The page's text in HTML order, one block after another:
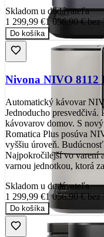
Skladom u dodávateľa
1 299,99 €1 056,90 €bez
Do košíka
Nivona NIVO 8112
Automatický kávovar
Jednoducho presvedčivá.
kávovarov domov. S
Romatica Plus posúva
vyššiu úroveň.
Najpokročilejší vo varení
varnou jednotkou, ktorá
Skladom u dodávateľa
1 299,99 €1 056,90 €bez
Do košíka